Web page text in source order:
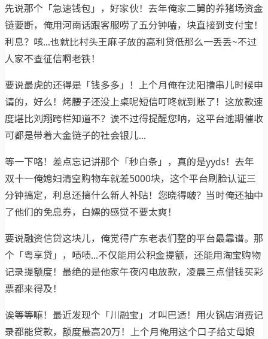
先说那个「急速钱包」，好家伙！去年俺家二舅的养猪场资金
链要断，俺用河南话跟客服唠了五分钟嗑，块直接到支付宝！
利息？咳...也就比村头王麻子放的高利贷低那么一丢丢~不过
人家不查征信啊老铁！
要说最虎的还得是「钱多多」！上个月俺在沈阳撸串儿时候申
请的，好么！烤腰子还没上桌呢短信叮咚就到账了！这放款速
度堪比刘翔跨栏知道不？诶不过得提醒您呐，这平台逾期催收
可都是带着大金链子的社会银儿...
等一下咯！差点忘记讲那个「秒白条」，真的是yyds！去年
双十一俺媳妇清空购物车就差5000块，这个平台刷脸认证三
分钟搞定，利息还搞什么新人补贴！您晓得啵？当时俺还抽中
了他们的免息券，白嫖的感觉不要太爽！
要说融资信贷这块儿，俺觉得广东老表们整的平台最靠谱。那
个「粤享贷」，啧啧...不仅能用公积金提额，还能用淘宝购物
记录提额度！最绝的是他家午夜闪电放款，凌晨三点借钱买彩
票都来得及！
诶等等嘛！最近发现个「川融宝」才叫巴适！用火锅店消费记
录都能贷款，额度最高20万！上个月俺用这个口子给丈母娘